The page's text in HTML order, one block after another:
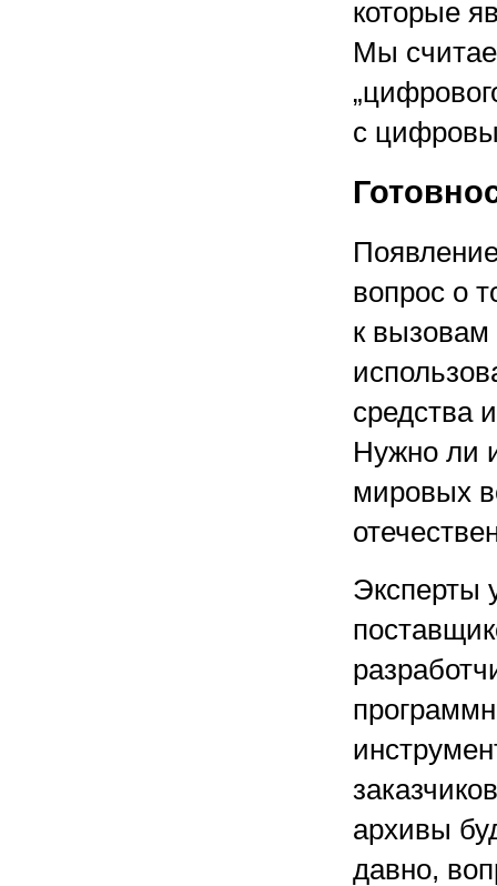
которые
Мы
с
вопрос о
к
средства
Нужно ли
мировых
Эксперты
архивы
давно,